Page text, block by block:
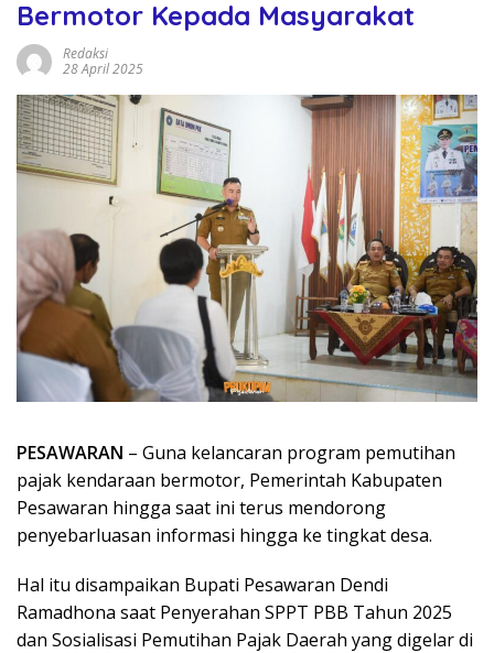
Bermotor Kepada Masyarakat
Redaksi
28 April 2025
PESAWARAN – Guna kelancaran program pemutihan
pajak kendaraan bermotor, Pemerintah Kabupaten
Pesawaran hingga saat ini terus mendorong
penyebarluasan informasi hingga ke tingkat desa.
Hal itu disampaikan Bupati Pesawaran Dendi
Ramadhona saat Penyerahan SPPT PBB Tahun 2025
dan Sosialisasi Pemutihan Pajak Daerah yang digelar di